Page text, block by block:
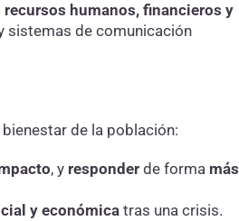
recursos humanos, financieros y
sistemas de comunicación
de la población:
, y responder de forma más
y económicatras una crisis.